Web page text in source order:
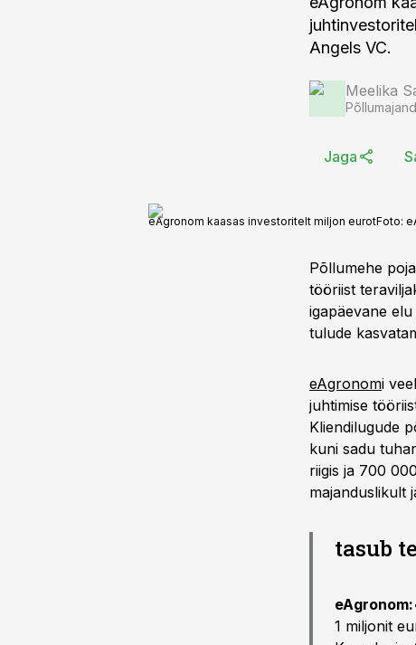
Angels VC.
Meelika
Jaga
eAgronom kaasas investoritelt miljon eurotFoto:
Põllumehe
tööriist
igapäevane
tulude
eAgronomi
juhtimise
Kliendilugude
kuni sadu
riigis ja 700
majanduslikult
tasub
eAgronom:
1 miljonit